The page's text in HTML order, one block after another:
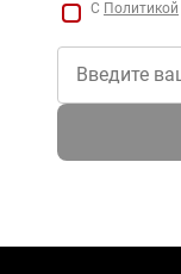
С Политикой